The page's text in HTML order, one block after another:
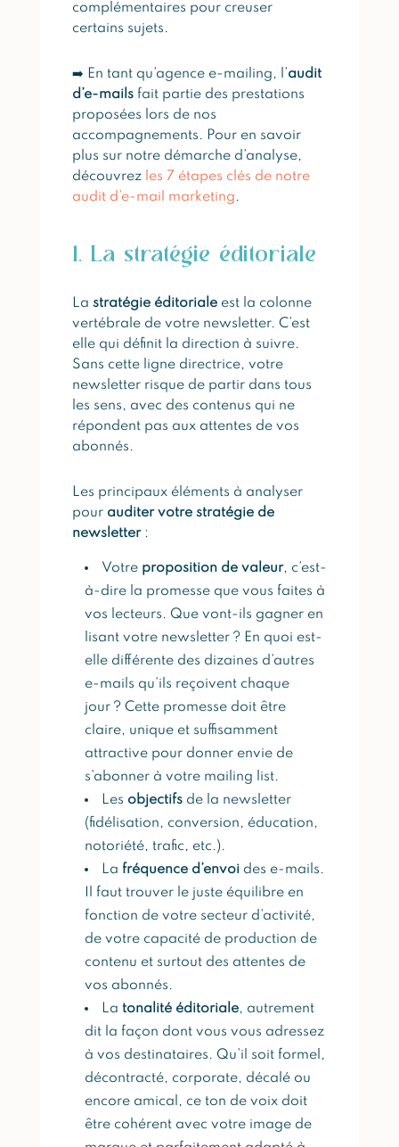
complémentaires pour creuser
certains sujets.
➡️ En tant qu’agence e-mailing, l’audit
d’e-mailsfait partie des prestations
proposées lors de nos
accompagnements. Pour en savoir
plus sur notre démarche d’analyse,
découvrez les 7 étapes clés de notre
audit d’e-mail marketing.
1. La stratégie éditoriale
La stratégie éditorialeest la colonne
vertébrale de votre newsletter. C’est
elle qui définit la direction à suivre.
Sans cette ligne directrice, votre
newsletter risque de partir dans tous
les sens, avec des contenus qui ne
répondent pas aux attentes de vos
abonnés.
Les principaux éléments à analyser
pour auditer votre stratégie de
newsletter:
Votre proposition de valeur, c’est-
à-dire la promesse que vous faites à
vos lecteurs. Que vont-ils gagner en
lisant votre newsletter ? En quoi est-
elle différente des dizaines d’autres
e-mails qu’ils reçoivent chaque
jour ? Cette promesse doit être
claire, unique et suffisamment
attractive pour donner envie de
s’abonner à votre mailing list.
Les objectifsde la newsletter
(fidélisation, conversion, éducation,
notoriété, trafic, etc.).
La fréquence d’envoides e-mails.
Il faut trouver le juste équilibre en
fonction de votre secteur d’activité,
de votre capacité de production de
contenu et surtout des attentes de
vos abonnés.
La tonalité éditoriale, autrement
dit la façon dont vous vous adressez
à vos destinataires. Qu’il soit formel,
décontracté, corporate, décalé ou
encore amical, ce ton de voix doit
être cohérent avec votre image de